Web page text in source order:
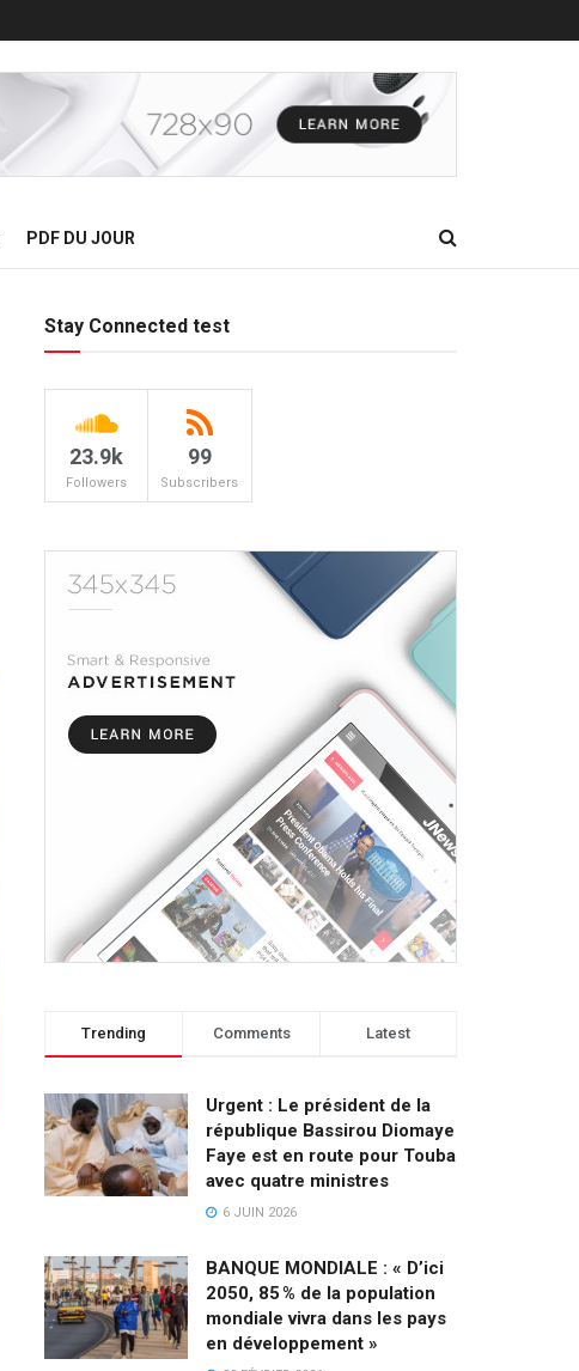
PDF DU JOUR
Stay Connected test
23.9k
Followers
99
Subscribers
Trending Comments Latest
Urgent : Le président de la
république Bassirou Diomaye
Faye est en route pour Touba
avec quatre ministres
6 JUIN 2026
BANQUE MONDIALE : « D’ici
2050, 85 % de la population
mondiale vivra dans les pays
en développement »